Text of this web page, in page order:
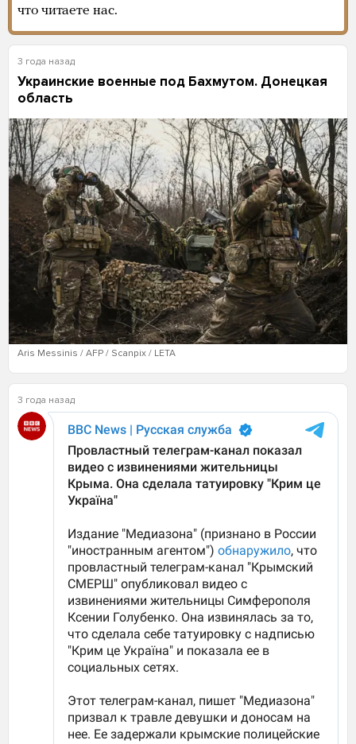
что читаете нас.
3 года назад
Украинские военные под Бахмутом. Донецкая
область
Aris Messinis / AFP / Scanpix / LETA
3 года назад